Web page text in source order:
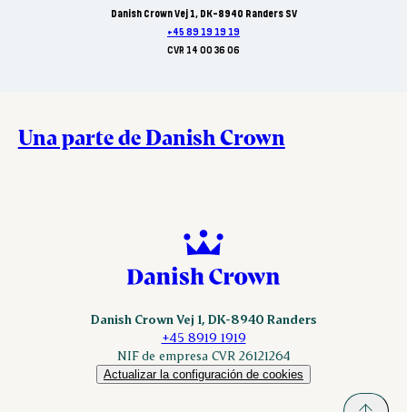
Danish Crown Vej 1, DK-8940 Randers SV
+45 89 19 19 19
CVR 14 00 36 06
Una parte de Danish Crown
Danish Crown Vej 1, DK-8940 Randers
+45 8919 1919
NIF de empresa CVR 26121264
Actualizar la configuración de cookies